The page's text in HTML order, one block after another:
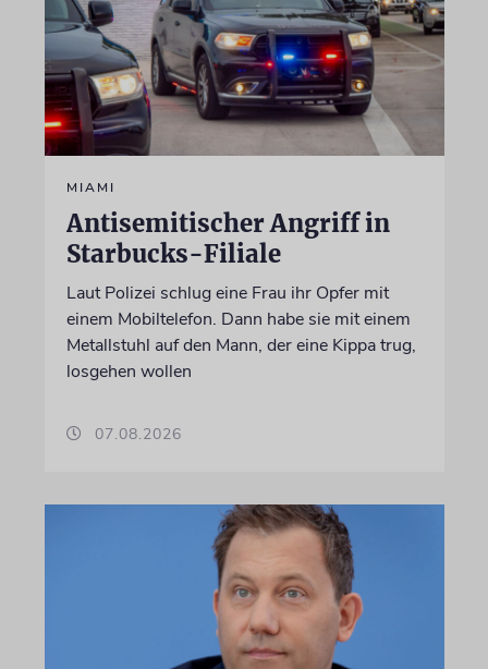
MIAMI
Antisemitischer Angriff in
Starbucks-Filiale
Laut Polizei schlug eine Frau ihr Opfer mit
einem Mobiltelefon. Dann habe sie mit einem
Metallstuhl auf den Mann, der eine Kippa trug,
losgehen wollen
07.08.2026